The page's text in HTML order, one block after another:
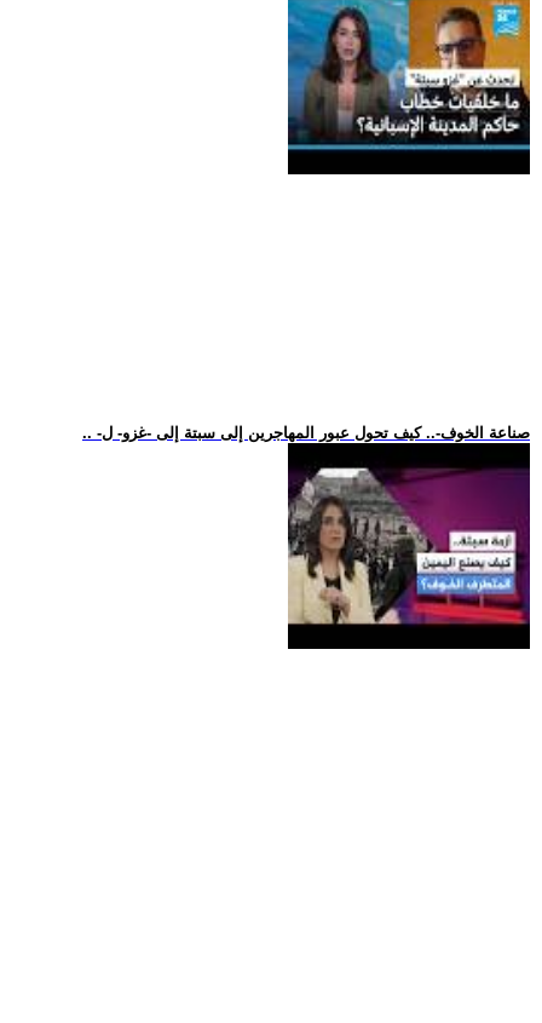
.. -صناعة الخوف-.. كيف تحول عبور المهاجرين إلى سبتة إلى -غزو- ل